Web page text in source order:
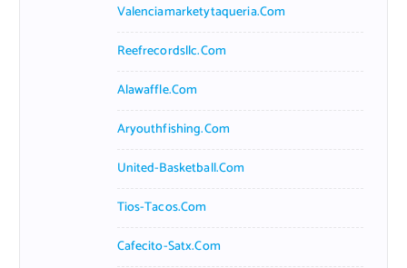
Valenciamarketytaqueria.com
Reefrecordsllc.com
Alawaffle.com
Aryouthfishing.com
United-Basketball.com
Tios-Tacos.com
Cafecito-Satx.com